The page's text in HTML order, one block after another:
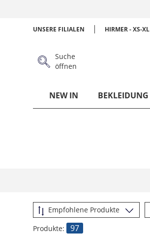
UNSERE FILIALEN HIRMER - XS-XL
Suche
öffnen
NEW IN BEKLEIDUNG
Produkte:
97